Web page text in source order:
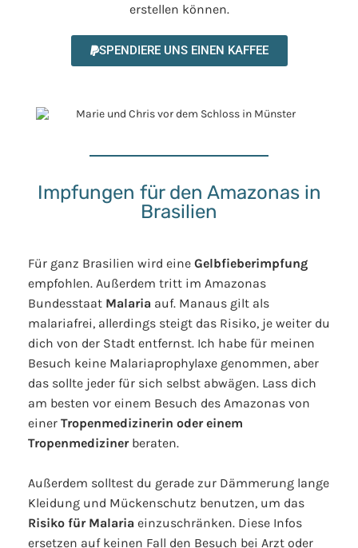
erstellen können.
SPENDIERE UNS EINEN KAFFEE
Impfungen für den Amazonas in
Brasilien
Für ganz Brasilien wird eine Gelbfieberimpfung
empfohlen. Außerdem tritt im Amazonas
Bundesstaat Malaria auf. Manaus gilt als
malariafrei, allerdings steigt das Risiko, je weiter du
dich von der Stadt entfernst. Ich habe für meinen
Besuch keine Malariaprophylaxe genommen, aber
das sollte jeder für sich selbst abwägen. Lass dich
am besten vor einem Besuch des Amazonas von
einer Tropenmedizinerin oder einem
Tropenmedizinerberaten.
Außerdem solltest du gerade zur Dämmerung lange
Kleidung und Mückenschutz benutzen, um das
Risiko für Malaria einzuschränken. Diese Infos
ersetzen auf keinen Fall den Besuch bei Arzt oder